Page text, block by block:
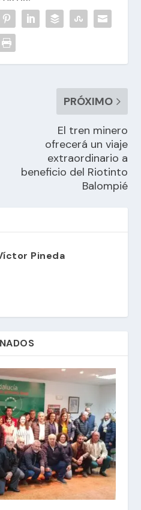
PRÓXIMO
El tren minero
ofrecerá un viaje
extraordinario a
beneficio del Riotinto
Balompié
Pineda